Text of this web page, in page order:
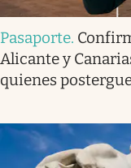
Pasaporte.
Alicante y
quienes